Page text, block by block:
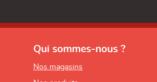
Qui sommes-nous ?
Nos magasins